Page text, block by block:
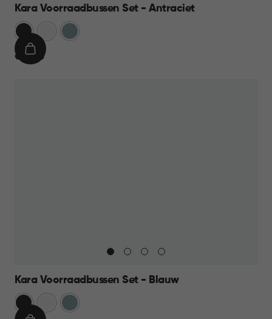
Kara Voorraadbussen Set - Antraciet
Antraciet Blauw
€
€ 39,95
IN
Kara Voorraadbussen Set - Blauw
Antraciet Blauw